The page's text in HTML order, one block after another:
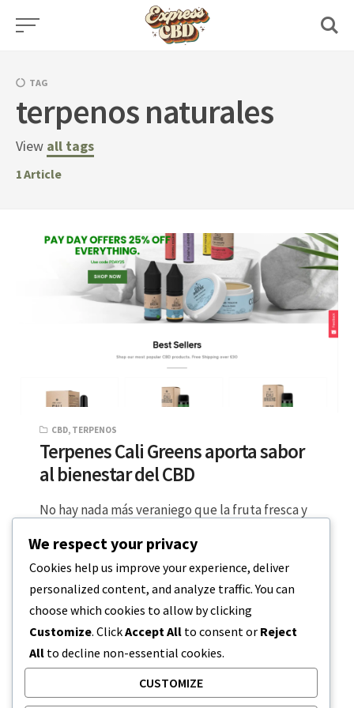
Skip
TAG
terpenos naturales
View all tags
1Article
CBD, TERPENOS
Terpenes Cali Greens aporta sabor
al bienestar del CBD
No hay nada más veraniego que la fruta fresca y
estos alimentos básicos…
LECTURA DE 5 MINUTOS 24 DE AGOSTO DE 2023
We respect your privacy
Cookies help us improve your experience, deliver
personalized content, and analyze traffic. You can
choose which cookies to allow by clicking
Customize. ClickAccept All to consent or Reject
All to decline non-essential cookies.
CUSTOMIZE